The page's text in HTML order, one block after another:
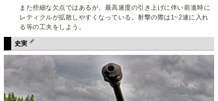
また些細な欠点ではあるが、最高速度の引き上げに伴い前進時に
レティクルが拡散しやすくなっている。射撃の際は1~2速に入れ
る等の工夫をしよう。
史実